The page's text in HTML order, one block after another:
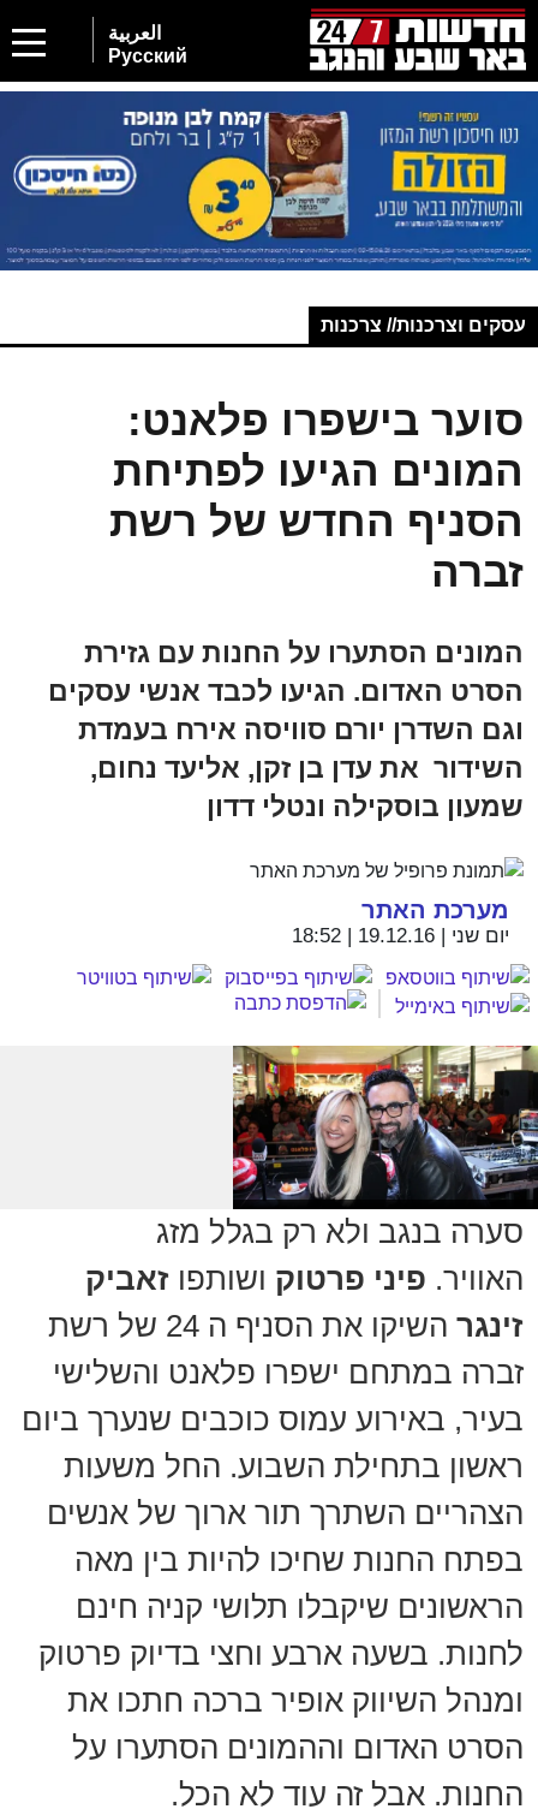
العربية
Русский
עסקים וצרכנות// צרכנות
סוער בישפרו פלאנט:
המונים הגיעו לפתיחת
הסניף החדש של רשת
זברה
המונים הסתערו על החנות עם גזירת
הסרט האדום. הגיעו לכבד אנשי עסקים
וגם השדרן יורם סוויסה אירח בעמדת
השידור את עדן בן זקן, אליעד נחום,
שמעון בוסקילה ונטלי דדון
מערכת האתר
יום שני | 19.12.16 | 18:52
סערה בנגב ולא רק בגלל מזג
האוויר. פיני פרטוק ושותפו זאביק
זינגר
השיקו את הסניף ה 24 של רשת
זברה במתחם ישפרו פלאנט והשלישי
בעיר, באירוע עמוס כוכבים שנערך ביום
ראשון בתחילת השבוע. החל משעות
הצהריים השתרך תור ארוך של אנשים
בפתח החנות שחיכו להיות בין מאה
הראשונים שיקבלו תלושי קניה חינם
לחנות. בשעה ארבע וחצי בדיוק פרטוק
ומנהל השיווק אופיר ברכה חתכו את
הסרט האדום וההמונים הסתערו על
החנות. אבל זה עוד לא הכל.